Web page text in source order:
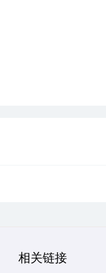
相关链接